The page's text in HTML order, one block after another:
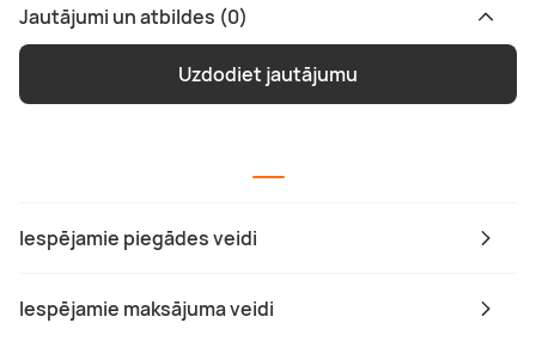
Iespējamie piegādes veidi
Iespējamie maksājuma veidi
Jautājumi un atbildes (0)
Uzdodiet jautājumu